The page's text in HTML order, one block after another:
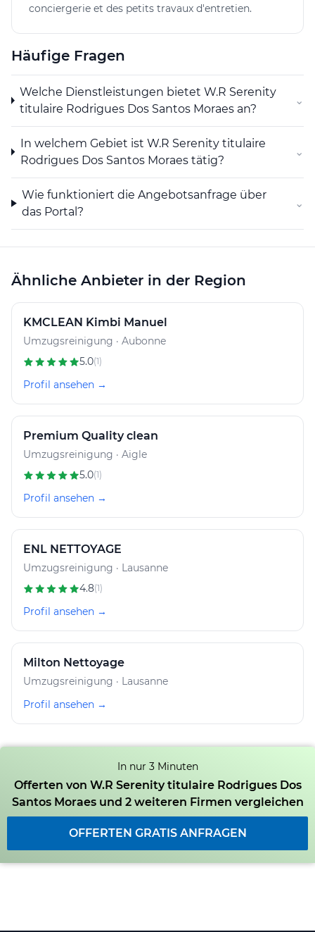
bietet daher auch maßgeschneiderte Lösungen an.
Durch faire Preise und transparente Angebote schafft
W.R Serenity eine vertrauensvolle Basis für langfristige
Insgesamt zeichnet sich die Firma W.R Serenity durch
ihre Professionalität, Effizienz und Kundenorientierung
aus und ist somit eine ausgezeichnete Wahl für alle
Reinigungs- und Malerarbeiten.
conciergerie et des petits travaux d'entretien.
Häufige Fragen
Welche Dienstleistungen bietet W.R Serenity
titulaire Rodrigues Dos Santos Moraes an?
⌄
In welchem Gebiet ist W.R Serenity titulaire
Rodrigues Dos Santos Moraes tätig?
⌄
Wie funktioniert die Angebotsanfrage über
das Portal?
⌄
Ähnliche Anbieter in der Region
KMCLEAN Kimbi Manuel
Umzugsreinigung · Aubonne
5.0(1)
Profil ansehen →
Premium Quality clean
Umzugsreinigung · Aigle
5.0(1)
Profil ansehen →
ENL NETTOYAGE
Umzugsreinigung · Lausanne
4.8(1)
Profil ansehen →
Milton Nettoyage
Umzugsreinigung · Lausanne
Profil ansehen →
In nur 3 Minuten
Offerten von W.R Serenity titulaire Rodrigues Dos
Santos Moraes und 2 weiteren Firmen vergleichen
OFFERTEN GRATIS ANFRAGEN